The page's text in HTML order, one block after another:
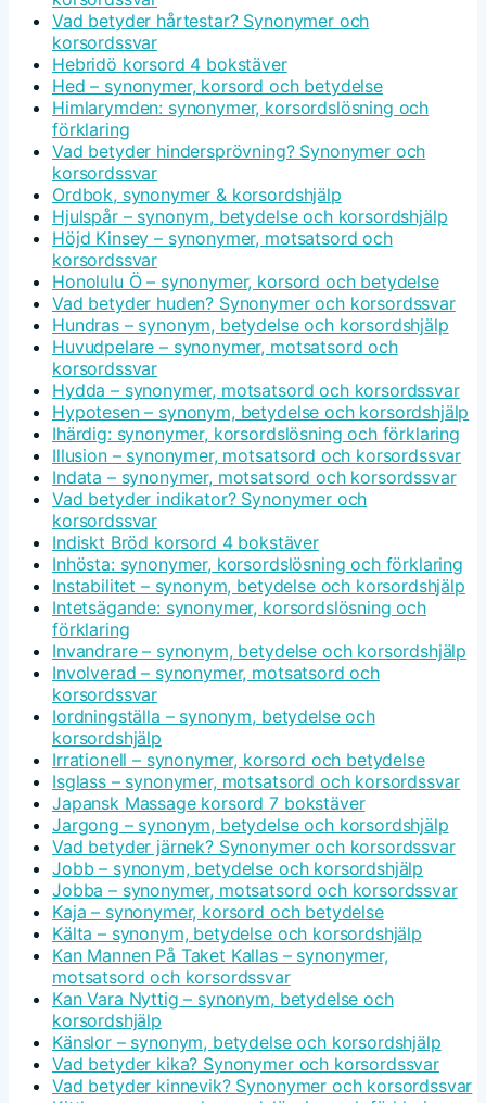
Vad betyder hårtestar? Synonymer och
korsordssvar
Hebridö korsord 4 bokstäver
Hed – synonymer, korsord och betydelse
Himlarymden: synonymer, korsordslösning och
förklaring
Vad betyder hindersprövning? Synonymer och
korsordssvar
Ordbok, synonymer & korsordshjälp
Hjulspår – synonym, betydelse och korsordshjälp
Höjd Kinsey – synonymer, motsatsord och
korsordssvar
Honolulu Ö – synonymer, korsord och betydelse
Vad betyder huden? Synonymer och korsordssvar
Hundras – synonym, betydelse och korsordshjälp
Huvudpelare – synonymer, motsatsord och
korsordssvar
Hydda – synonymer, motsatsord och korsordssvar
Hypotesen – synonym, betydelse och korsordshjälp
Ihärdig: synonymer, korsordslösning och förklaring
Illusion – synonymer, motsatsord och korsordssvar
Indata – synonymer, motsatsord och korsordssvar
Vad betyder indikator? Synonymer och
korsordssvar
Indiskt Bröd korsord 4 bokstäver
Inhösta: synonymer, korsordslösning och förklaring
Instabilitet – synonym, betydelse och korsordshjälp
Intetsägande: synonymer, korsordslösning och
förklaring
Invandrare – synonym, betydelse och korsordshjälp
Involverad – synonymer, motsatsord och
korsordssvar
Iordningställa – synonym, betydelse och
korsordshjälp
Irrationell – synonymer, korsord och betydelse
Isglass – synonymer, motsatsord och korsordssvar
Japansk Massage korsord 7 bokstäver
Jargong – synonym, betydelse och korsordshjälp
Vad betyder järnek? Synonymer och korsordssvar
Jobb – synonym, betydelse och korsordshjälp
Jobba – synonymer, motsatsord och korsordssvar
Kaja – synonymer, korsord och betydelse
Kälta – synonym, betydelse och korsordshjälp
Kan Mannen På Taket Kallas – synonymer,
motsatsord och korsordssvar
Kan Vara Nyttig – synonym, betydelse och
korsordshjälp
Känslor – synonym, betydelse och korsordshjälp
Vad betyder kika? Synonymer och korsordssvar
Vad betyder kinnevik? Synonymer och korsordssvar